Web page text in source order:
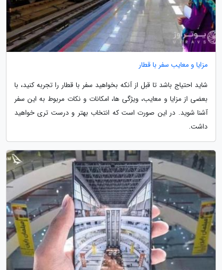
مزایا و معایب سفر با قطار
شاید احتیاج باشد تا قبل از آنکه بخواهید سفر با قطار را تجربه کنید، با
بعضی از مزایا و معایب، ویژگی ها، امکانات و نکات مربوط به این سفر
آشنا شوید. در این صورت است که انتخاب بهتر و درست تری خواهید
داشت.